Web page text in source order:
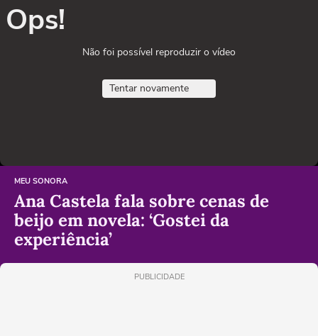
Ops!
Não foi possível reproduzir o vídeo
Tentar novamente
MEU SONORA
Ana Castela fala sobre cenas de
beijo em novela: ‘Gostei da
experiência’
PUBLICIDADE